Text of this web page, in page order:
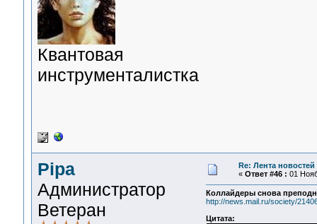
Квантовая
инструменталистка
Pipa
Администратор
Ветеран
Re: Лента новостей
« Ответ #46 : 01
Коллайдеры снова
http://news.mail.ru/society/
Цитата: